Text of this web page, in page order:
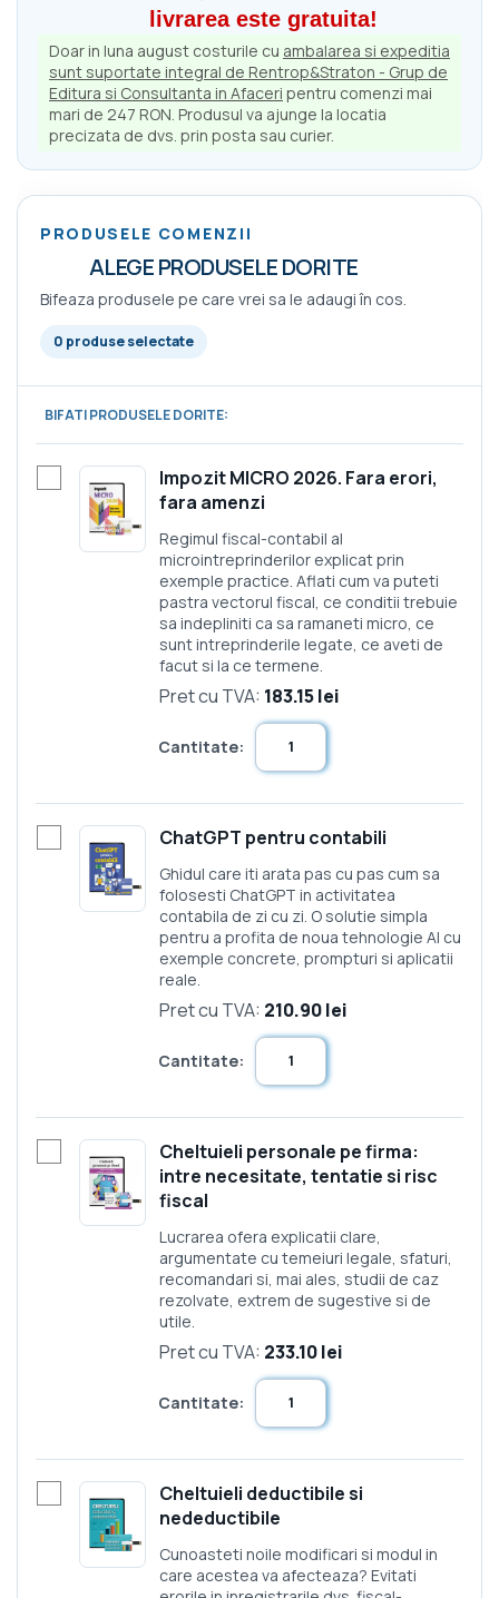
livrarea este gratuita!
Doar in luna august costurile cu ambalarea si expeditia
sunt suportate integral de Rentrop&Straton - Grup de
Editura si Consultanta in Afaceri pentru comenzi mai
mari de 247 RON. Produsul va ajunge la locatia
precizata de dvs. prin posta sau curier.
PRODUSELE COMENZII
ALEGE PRODUSELE DORITE
Bifeaza produsele pe care vrei sa le adaugi în cos.
0 produse selectate
BIFATI PRODUSELE DORITE:
Impozit MICRO 2026. Fara erori,
fara amenzi
Regimul fiscal-contabil al
microintreprinderilor explicat prin
exemple practice. Aflati cum va puteti
pastra vectorul fiscal, ce conditii trebuie
sa indepliniti ca sa ramaneti micro, ce
sunt intreprinderile legate, ce aveti de
facut si la ce termene.
Pret cu TVA: 183.15 lei
Cantitate:
ChatGPT pentru contabili
Ghidul care iti arata pas cu pas cum sa
folosesti ChatGPT in activitatea
contabila de zi cu zi. O solutie simpla
pentru a profita de noua tehnologie AI cu
exemple concrete, prompturi si aplicatii
reale.
Pret cu TVA: 210.90 lei
Cantitate:
Cheltuieli personale pe firma:
intre necesitate, tentatie si risc
fiscal
Lucrarea ofera explicatii clare,
argumentate cu temeiuri legale, sfaturi,
recomandari si, mai ales, studii de caz
rezolvate, extrem de sugestive si de
utile.
Pret cu TVA: 233.10 lei
Cantitate:
Cheltuieli deductibile si
nedeductibile
Cunoasteti noile modificari si modul in
care acestea va afecteaza? Evitati